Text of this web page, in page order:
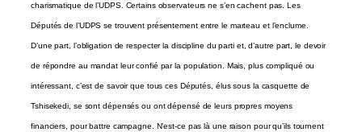
charismatique de l’UDPS. Certains observateurs ne s’en cachent pas. Les
Députés de l’UDPS se trouvent présentement entre le marteau et l’enclume.
D’une part, l’obligation de respecter la discipline du parti et, d’autre part, le devoir
de répondre au mandat leur confié par la population. Mais, plus compliqué ou
intéressant, c’est de savoir que tous ces Députés, élus sous la casquette de
Tshisekedi, se sont dépensés ou ont dépensé de leurs propres moyens
financiers, pour battre campagne. N’est-ce pas là une raison pour qu’ils tournent